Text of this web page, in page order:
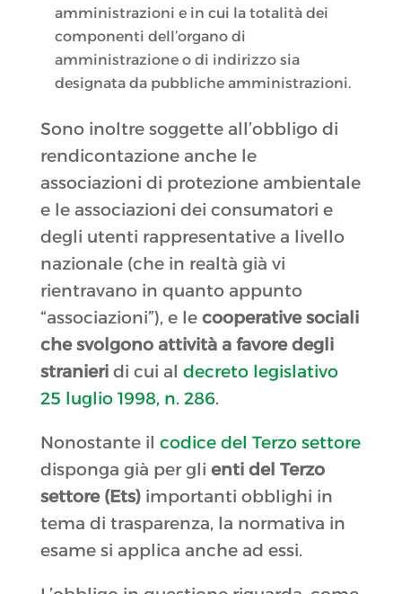
amministrazioni e in cui la totalità dei
componenti dell’organo di
amministrazione o di indirizzo sia
designata da pubbliche amministrazioni.
Sono inoltre soggette all’obbligo di
rendicontazione anche le
associazioni di protezione ambientale
e le associazioni dei consumatori e
degli utenti rappresentative a livello
nazionale (che in realtà già vi
rientravano in quanto appunto
“associazioni”), e le cooperative sociali
che svolgono attività a favore degli
stranieridi cui al decreto legislativo
25 luglio 1998, n. 286.
Nonostante il codice del Terzo settore
disponga già per gli enti del Terzo
settore (Ets)importanti obblighi in
tema di trasparenza, la normativa in
esame si applica anche ad essi.